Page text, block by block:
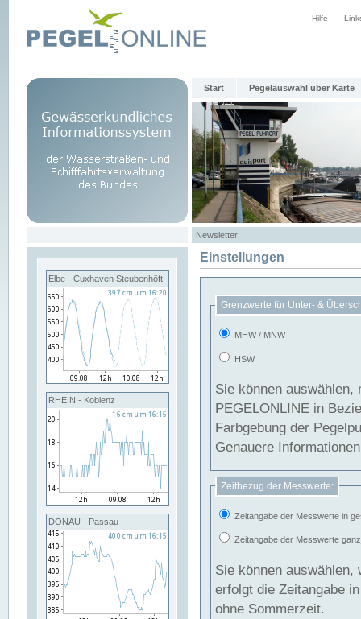
Hilfe
Start Pegelauswahl über Karte
Newsletter
Elbe - Cuxhaven Steubenhöft
RHEIN - Koblenz
DONAU - Passau
Einstellungen
Grenzwerte für Unter- &
MHW / MNW
HSW
Sie können
PEGELONLINE in Beziehung
Farbgebung der
Genauere
Zeitbezug der Messwerte:
Zeitangabe der Messwerte in
Zeitangabe der Messwerte
Sie können auswählen,
erfolgt die Zeitangabe
ohne Sommerzeit.